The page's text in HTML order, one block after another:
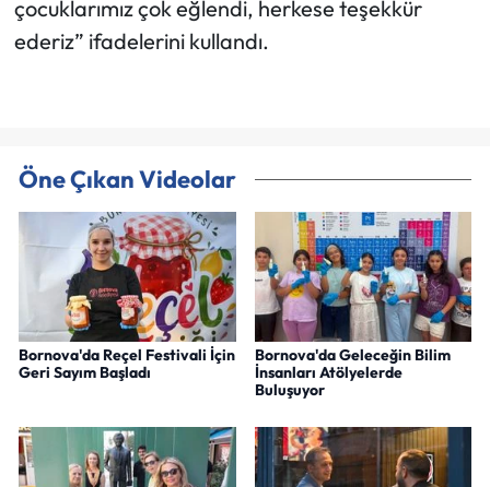
çocuklarımız çok eğlendi, herkese teşekkür
ederiz” ifadelerini kullandı.
Öne Çıkan Videolar
Bornova'da Reçel Festivali İçin
Geri Sayım Başladı
Bornova'da Geleceğin Bilim
İnsanları Atölyelerde
Buluşuyor